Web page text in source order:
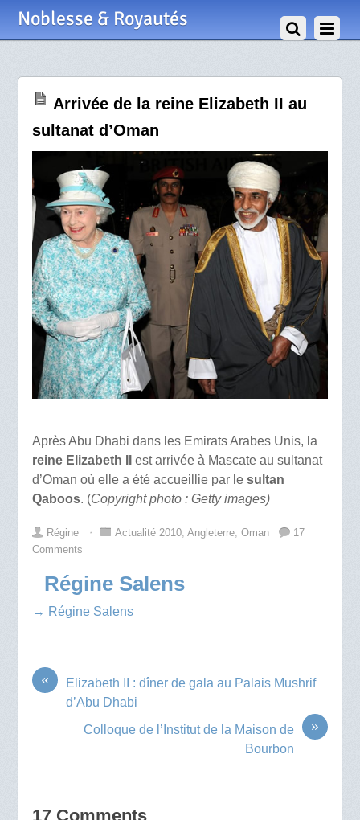
Noblesse & Royautés
Arrivée de la reine Elizabeth II au
sultanat d’Oman
Après Abu Dhabi dans les Emirats Arabes Unis, la
reine Elizabeth II
est arrivée à Mascate au sultanat
d’Oman où elle a été accueillie par le sultan
Qaboos. (Copyright photo : Getty images)
Régine ⋅ Actualité 2010, Angleterre, Oman
17
Comments
Régine Salens
→ Régine Salens
«
Elizabeth II : dîner de gala au Palais Mushrif
d’Abu Dhabi
»
Colloque de l’Institut de la Maison de
Bourbon
17 Comments